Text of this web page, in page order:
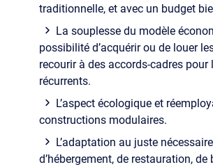
traditionnelle, et avec un budget
La souplesse du modèle
possibilité d’acquérir ou de louer
recourir à des accords-cadres pour
récurrents.
L’aspect écologique et
constructions modulaires.
L’adaptation au juste
d’hébergement, de restauration, de